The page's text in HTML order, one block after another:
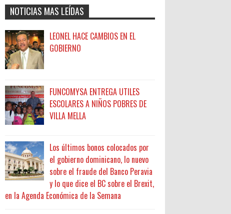
NOTICIAS MAS LEÍDAS
LEONEL HACE CAMBIOS EN EL
GOBIERNO
FUNCOMYSA ENTREGA UTILES
ESCOLARES A NIÑOS POBRES DE
VILLA MELLA
Los últimos bonos colocados por
el gobierno dominicano, lo nuevo
sobre el fraude del Banco Peravia
y lo que dice el BC sobre el Brexit,
en la Agenda Económica de la Semana